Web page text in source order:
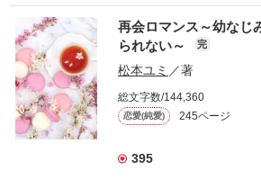
再会ロマンス～幼なじ
られない～
完
松本ユミ ／著
総文字数/144,360
恋愛(純愛) 245ページ
395